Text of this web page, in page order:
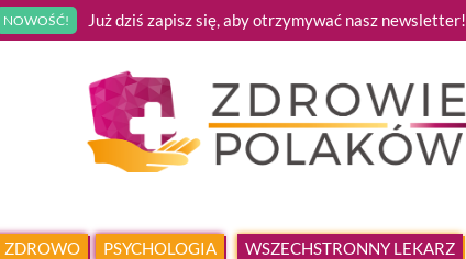
NOWOŚĆ! Już dziś zapisz się, aby otrzymywać nasz newsletter!
ZDROWO PSYCHOLOGIA WSZECHSTRONNY LEKARZ